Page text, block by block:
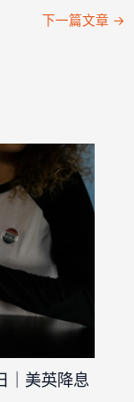
下一篇文章 →
｜美英降息